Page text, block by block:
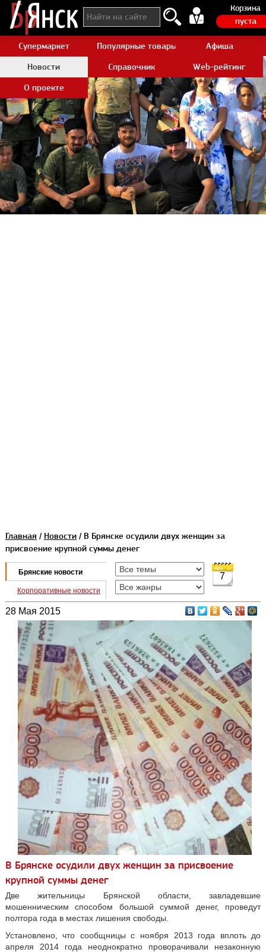
Корзина
пуста
Супермаркет Популярные товары AliexpressАфиша
Новости
Справочник
Web-рейтинг
О проекте
Главная / Новости/ В Брянске осудили двух женщин за
присвоение крупной суммы денег
Брянские новости
Корпоративные новости
7
28 Мая 2015
В Брянске осудили двух женщин за присвоение
крупной суммы денег
Две жительницы Брянской области, завладевшие
мошенническим способом большой суммой денег, проведут
полтора года в местах лишения свободы.
Установлено, что сообщницы с ноября 2013 года вплоть до
апреля 2014 года неоднократно проворачивали незаконную